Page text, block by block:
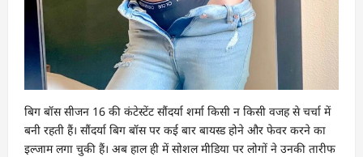
बिग बॉस सीजन 16 की कंटेस्टेंट सौंदर्या शर्मा किसी न किसी वजह से चर्चा में
बनी रहती हैं। सौंदर्या बिग बॉस पर कई बार बायस्ड होने और फेवर करने का
इल्जाम लगा चुकी हैं। अब हाल ही में सोशल मीडिया पर लोगों ने उनकी तारीफ